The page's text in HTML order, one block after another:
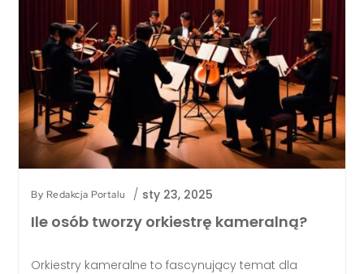
By Redakcja Portalu / sty 23, 2025
Ile osób tworzy orkiestrę kameralną?
Orkiestry kameralne to fascynujący temat dla